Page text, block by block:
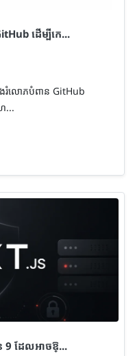
ដើម្បីកេ...
រំលោភបំពាន GitHub
...
ដែលអាចឱ្...